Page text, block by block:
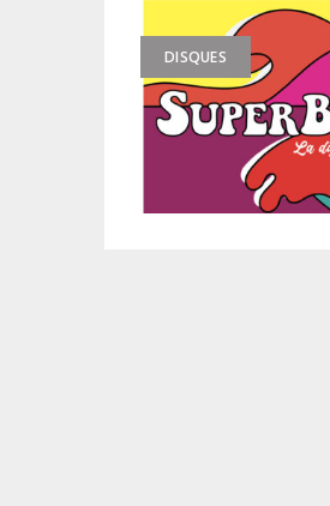
DISQUES